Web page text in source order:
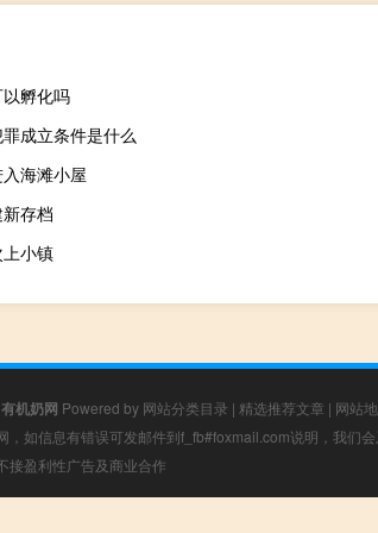
孵化吗
成立条件是什么
海滩小屋
存档
小镇
有机奶网 Powered by 网站分类目录 | 精选推荐文章 | 网站
，如信息有错误可发邮件到f_fb#foxmail.com说明，我们
接盈利性广告及商业合作